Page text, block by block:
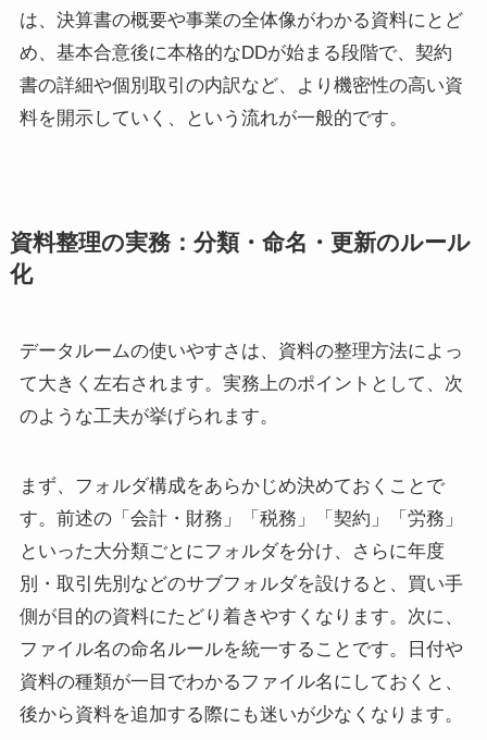
は、決算書の概要や事業の全体像がわかる資料にとど
め、基本合意後に本格的なDDが始まる段階で、契約
書の詳細や個別取引の内訳など、より機密性の高い資
料を開示していく、という流れが一般的です。
資料整理の実務：分類・命名・更新のルール
化
データルームの使いやすさは、資料の整理方法によっ
て大きく左右されます。実務上のポイントとして、次
のような工夫が挙げられます。
まず、フォルダ構成をあらかじめ決めておくことで
す。前述の「会計・財務」「税務」「契約」「労務」
といった大分類ごとにフォルダを分け、さらに年度
別・取引先別などのサブフォルダを設けると、買い手
側が目的の資料にたどり着きやすくなります。次に、
ファイル名の命名ルールを統一することです。日付や
資料の種類が一目でわかるファイル名にしておくと、
後から資料を追加する際にも迷いが少なくなります。